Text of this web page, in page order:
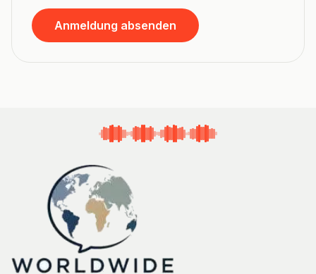
Anmeldung absenden